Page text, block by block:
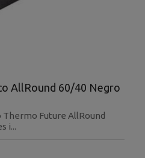
AllRound 60/40 Negro
Future AllRound
i...